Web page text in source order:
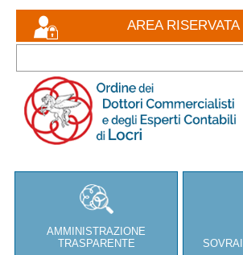
AREA RISERVATA
Eventi formativi
Documenti
Bacheca
Contatti
AMMINISTRAZIONE
TRASPARENTE